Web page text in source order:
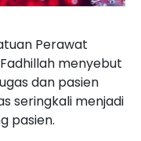
Perawat
menyebut
dan pasien
seringkali menjadi
pasien.